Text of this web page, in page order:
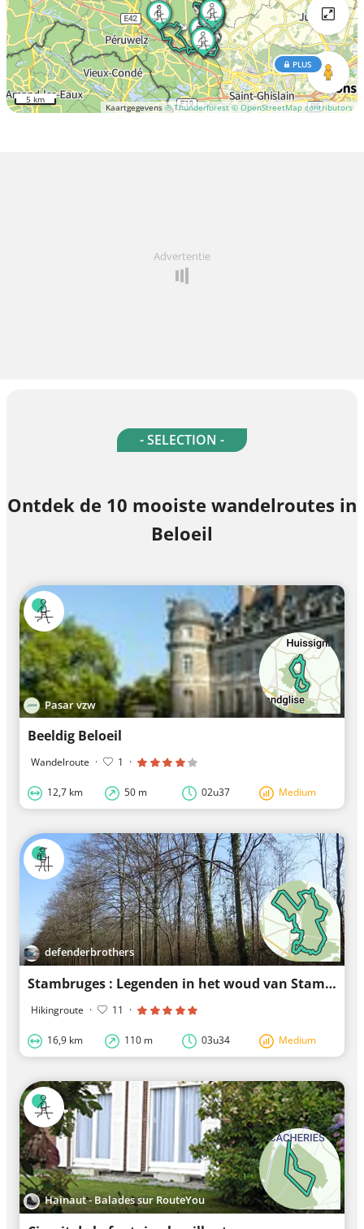
Kaartgegevens© Thunderforest © OpenStreetMap contributors
PLUS
5 km
Advertentie
- SELECTION -
Ontdek de 10 mooiste wandelroutes in
Beloeil
Pasar vzw
Beeldig Beloeil
Wandelroute · 1 ·
12,7 km 50 m 02u37 Medium
defenderbrothers
Stambruges : Legenden in het woud van Stambruges
Hikingroute · 11 ·
16,9 km 110 m 03u34 Medium
Hainaut - Balades sur RouteYou